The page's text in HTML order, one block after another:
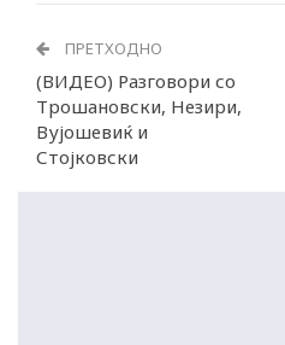
ПРЕТХОДНО
(ВИДЕО) Разговори со
Трошановски, Незири,
Вујошевиќ и
Стојковски